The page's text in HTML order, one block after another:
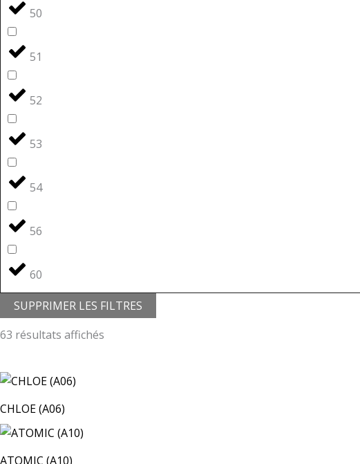
50
51
52
53
54
56
60
SUPPRIMER LES FILTRES
63 résultats affichés
CHLOE (A06)
ATOMIC (A10)